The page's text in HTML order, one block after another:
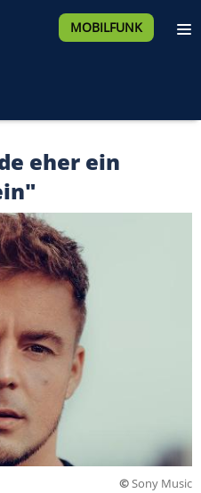
MOBILFUNK
eher ein
©Sony Music